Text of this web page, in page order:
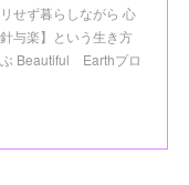
せず暮らしながら 心
与楽】という生き方
Beautiful Earthプロ